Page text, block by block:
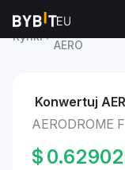
Rynki
Cena
AERO
Konwertuj
AERODROME
$